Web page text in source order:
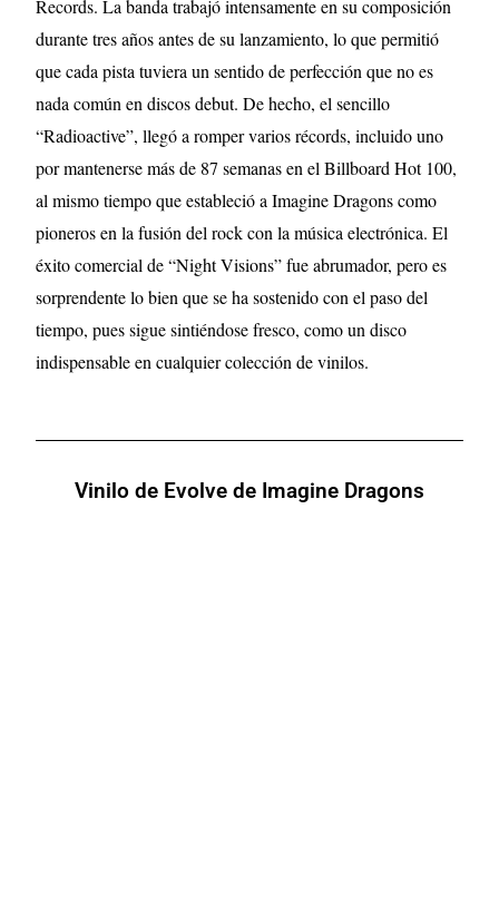
Records. La banda trabajó intensamente en su composición
durante tres años antes de su lanzamiento, lo que permitió
que cada pista tuviera un sentido de perfección que no es
nada común en discos debut. De hecho, el sencillo
“Radioactive”, llegó a romper varios récords, incluido uno
por mantenerse más de 87 semanas en el Billboard Hot 100,
al mismo tiempo que estableció a Imagine Dragons como
pioneros en la fusión del rock con la música electrónica. El
éxito comercial de “Night Visions” fue abrumador, pero es
sorprendente lo bien que se ha sostenido con el paso del
tiempo, pues sigue sintiéndose fresco, como un disco
indispensable en cualquier colección de vinilos.
Vinilo de Evolve de Imagine Dragons